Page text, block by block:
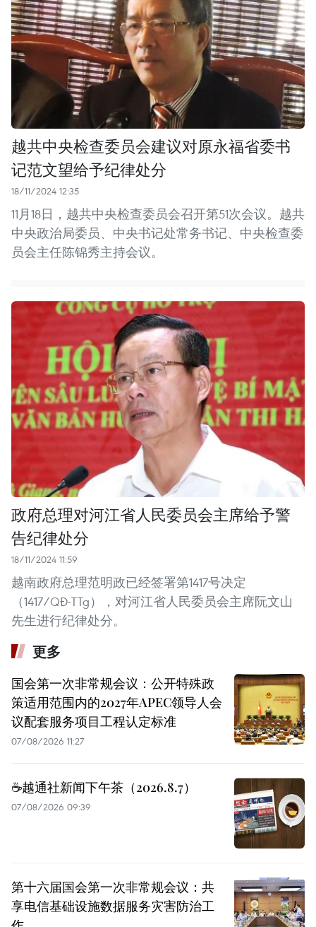
越共中央检查委员会建议对原永福省委书
记范文望给予纪律处分
18/11/2024 12:35
11月18日，越共中央检查委员会召开第51次会议。越共
中央政治局委员、中央书记处常务书记、中央检查委
员会主任陈锦秀主持会议。
政府总理对河江省人民委员会主席给予警
告纪律处分
18/11/2024 11:59
越南政府总理范明政已经签署第1417号决定
（1417/QĐ-TTg），对河江省人民委员会主席阮文山
先生进行纪律处分。
更多
国会第一次非常规会议：公开特殊政
策适用范围内的2027年APEC领导人会
议配套服务项目工程认定标准
07/08/2026 11:27
☕️越通社新闻下午茶（2026.8.7）
07/08/2026 09:39
第十六届国会第一次非常规会议：共
享电信基础设施数据服务灾害防治工